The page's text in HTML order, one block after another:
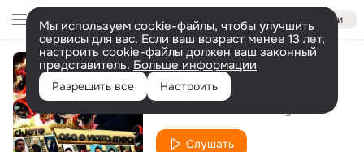
Войти
Мы используем cookie-файлы, чтобы улучшить
сервисы для вас. Если ваш возраст менее 13 лет,
настроить cookie-файлы должен ваш законный
представитель. Больше информации
Разрешить все Настроить
Sus Paharele
Слушать